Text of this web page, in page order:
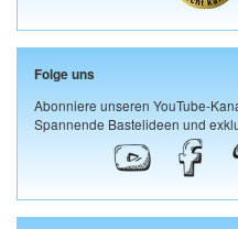
Folge uns
Abonniere unseren YouTube-
Spannende Bastelideen und